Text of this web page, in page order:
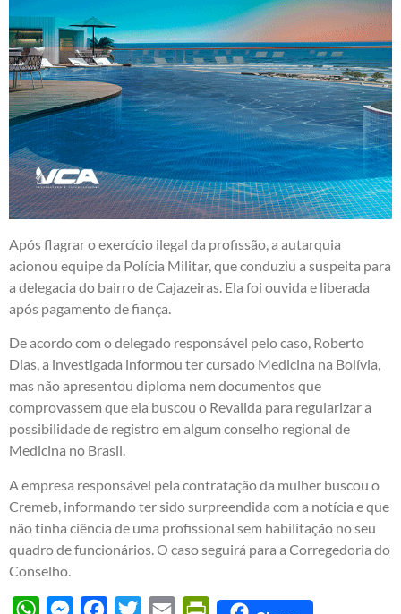
Após flagrar o exercício ilegal da profissão, a autarquia
acionou equipe da Polícia Militar, que conduziu a suspeita para
a delegacia do bairro de Cajazeiras. Ela foi ouvida e liberada
após pagamento de fiança.
De acordo com o delegado responsável pelo caso, Roberto
Dias, a investigada informou ter cursado Medicina na Bolívia,
mas não apresentou diploma nem documentos que
comprovassem que ela buscou o Revalida para regularizar a
possibilidade de registro em algum conselho regional de
Medicina no Brasil.
A empresa responsável pela contratação da mulher buscou o
Cremeb, informando ter sido surpreendida com a notícia e que
não tinha ciência de uma profissional sem habilitação no seu
quadro de funcionários. O caso seguirá para a Corregedoria do
Conselho.
WhatsAppMessengerFacebook
Twitter Email PrintFriendly